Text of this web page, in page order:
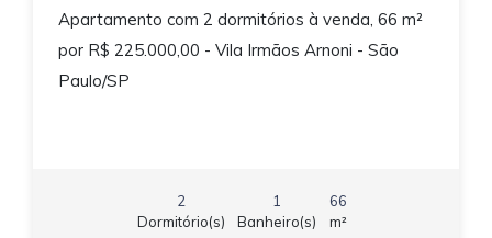
Apartamento com 2 dormitórios à venda, 66 m²
por R$ 225.000,00 - Vila Irmãos Arnoni - São
Paulo/SP
2
Dormitório(s)
1
Banheiro(s)
66
m²